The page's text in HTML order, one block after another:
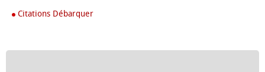
Citations Débarquer